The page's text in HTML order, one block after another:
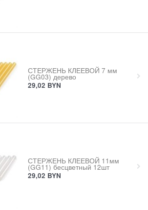
СТЕРЖЕНЬ КЛЕЕВОЙ 7 мм
(GG03) дерево
29,02 BYN
СТЕРЖЕНЬ КЛЕЕВОЙ 11мм
(GG11) бесцветный 12шт
29,02 BYN